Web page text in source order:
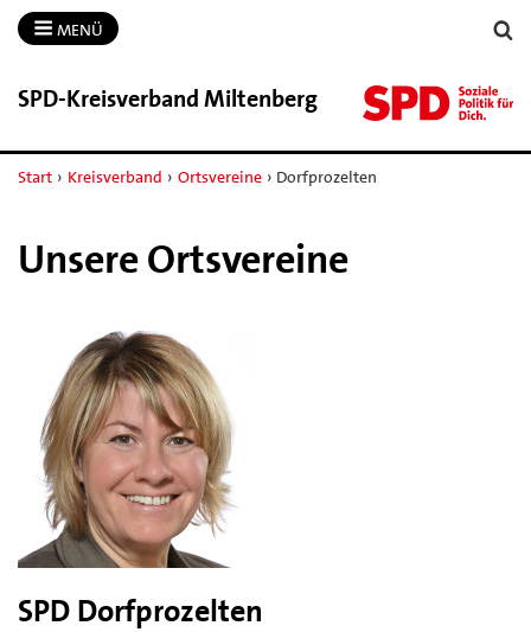
MENÜ
SPD-​Kreisverband Miltenberg
Start › Kreisverband › Ortsvereine › Dorfprozelten
Unsere Ortsvereine
SPD Dorfprozelten